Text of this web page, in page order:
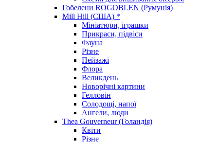
Гобелени ROGOBLEN (Румунія)
Mill Hill (США) *
Мініатюри, іграшки
Прикраси, підвіси
Фауна
Різне
Пейзажі
Флора
Великдень
Новорічні картини
Гелловін
Солодощі, напої
Ангели, люди
Thea Gouverneur (Голандія)
Квіти
Різне